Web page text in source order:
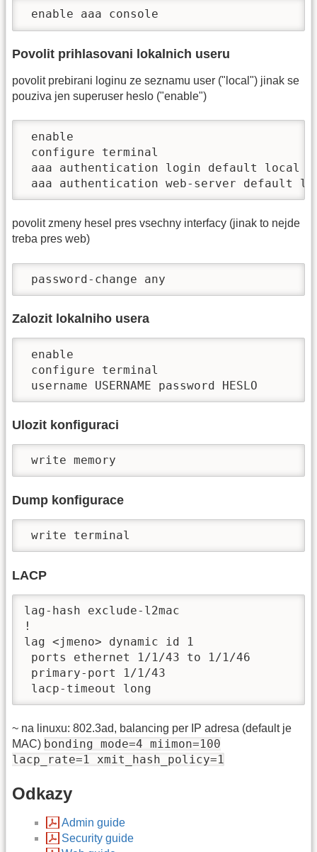
enable aaa console
Povolit prihlasovani lokalnich useru
povolit prebirani loginu ze seznamu user ("local") jinak se
pouziva jen superuser heslo ("enable")
enable
configure terminal
aaa authentication login default local
aaa authentication web-server default
povolit zmeny hesel pres vsechny interfacy (jinak to nejde
treba pres web)
password-change any
Zalozit lokalniho usera
enable
configure terminal
username USERNAME password HESLO
Ulozit konfiguraci
write memory
Dump konfigurace
write terminal
LACP
lag-hash exclude-l2mac
!
lag <jmeno>
ports ethernet 1/1/
primary-
lacp-timeout long
~ na linuxu: 802.3ad, balancing per IP adresa (default je
MAC) bonding mode=4 miimon=100
lacp_rate=1 xmit_hash_policy=1
Odkazy
Admin guide
Security guide